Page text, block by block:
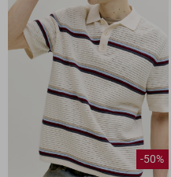
-50%